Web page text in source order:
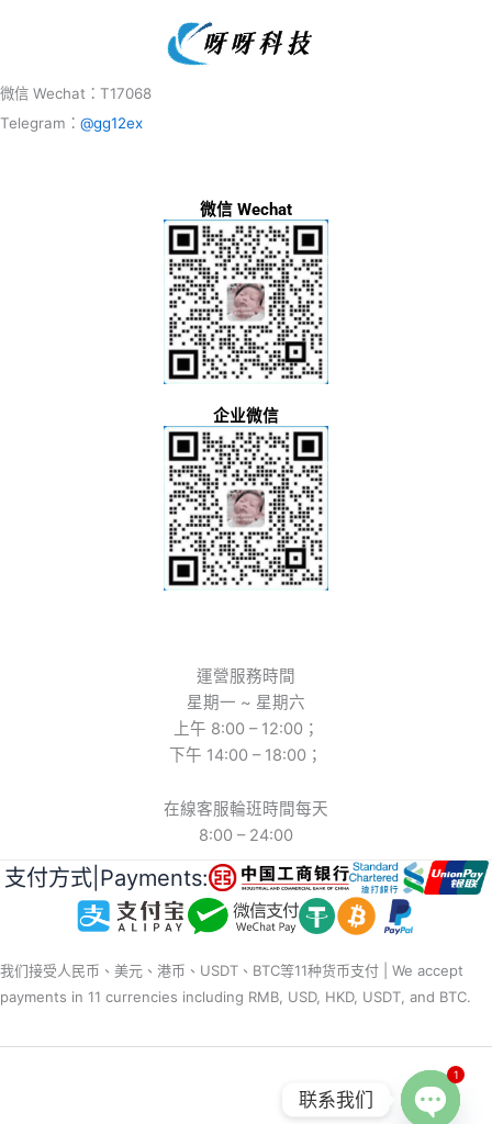
微信 Wechat：T17068
Telegram： @gg12ex
微信 Wechat
企业微信
運營服務時間
星期一 ~ 星期六
上午 8:00 – 12:00；
下午 14:00 – 18:00；
在線客服輪班時間每天
8:00 – 24:00
支付方式|Payments:
我们接受人民币、美元、港币、USDT、BTC等11种货币支付 | We accept
payments in 11 currencies including RMB, USD, HKD, USDT, and BTC.
联系我们
1